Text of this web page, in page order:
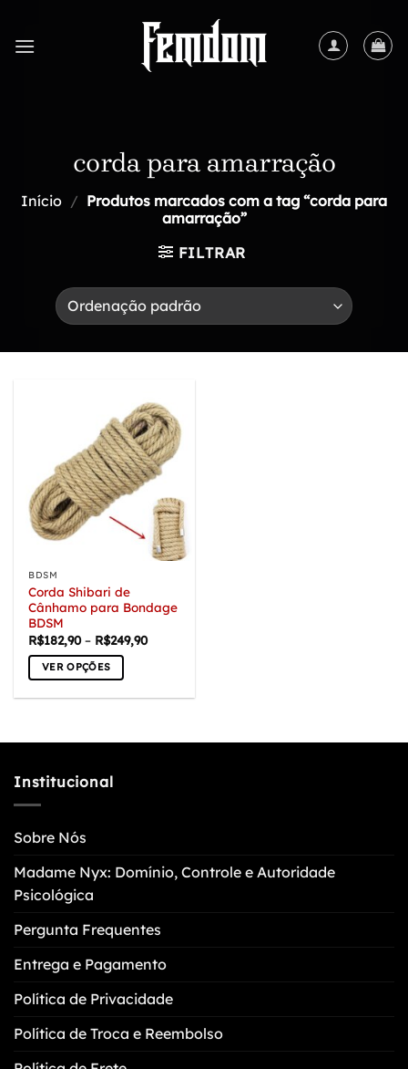
content
corda para amarração
Início / Produtos marcados com a tag “corda para
amarração”
FILTRAR
BDSM
Corda Shibari de
Cânhamo para Bondage
BDSM
R$182,90 – R$249,90Faixa
R$249,90
VER OPÇÕES
várias
As
opções
ser
na
página
produto
Institucional
Sobre Nós
Madame Nyx: Domínio, Controle e Autoridade
Psicológica
Pergunta Frequentes
Entrega e Pagamento
Política de Privacidade
Política de Troca e Reembolso